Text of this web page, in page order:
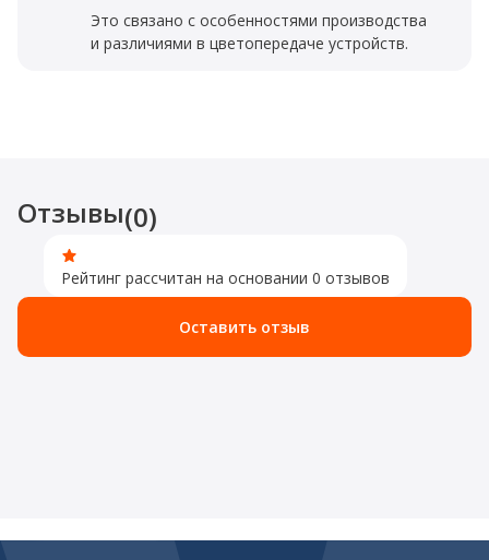
Это связано с особенностями производства
и различиями в цветопередаче устройств.
Отзывы(0)
Рейтинг рассчитан на основании 0 отзывов
Оставить отзыв